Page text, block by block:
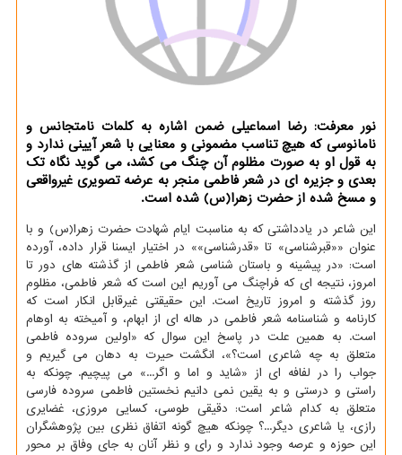
نور معرفت: رضا اسماعیلی ضمن اشاره به کلمات نامتجانس و
نامانوسی که هیچ تناسب مضمونی و معنایی با شعر آیینی ندارد و
به قول او به صورت مظلوم آن چنگ می کشد، می گوید نگاه تک
بعدی و جزیره ای در شعر فاطمی منجر به عرضه تصویری غیرواقعی
و مسخ شده از حضرت زهرا(س) شده است.
این شاعر در یادداشتی که به مناسبت ایام شهادت حضرت زهرا(س) و با
عنوان ««قبرشناسی» تا «قدرشناسی»» در اختیار ایسنا قرار داده، آورده
است: «در پیشینه و باستان شناسی شعر فاطمی از گذشته های دور تا
امروز، نتیجه ای که فراچنگ می آوریم این است که شعر فاطمی، مظلوم
روز گذشته و امروز تاریخ است. این حقیقتی غیرقابل انکار است که
کارنامه و شناسنامه شعر فاطمی در هاله ای از ابهام، و آمیخته به اوهام
است. به همین علت در پاسخ این سوال که «اولین سروده فاطمی
متعلق به چه شاعری است؟»، انگشت حیرت به دهان می گیریم و
جواب را در لفافه ای از «شاید و اما و اگر...» می پیچیم. چونکه به
راستی و درستی و به یقین نمی دانیم نخستین فاطمی سروده فارسی
متعلق به کدام شاعر است: دقیقی طوسی، کسایی مروزی، غضایری
رازی، یا شاعری دیگر...؟ چونکه هیچ گونه اتفاق نظری بین پژوهشگران
این حوزه و عرصه وجود ندارد و رای و نظر آنان به جای وفاق بر محور